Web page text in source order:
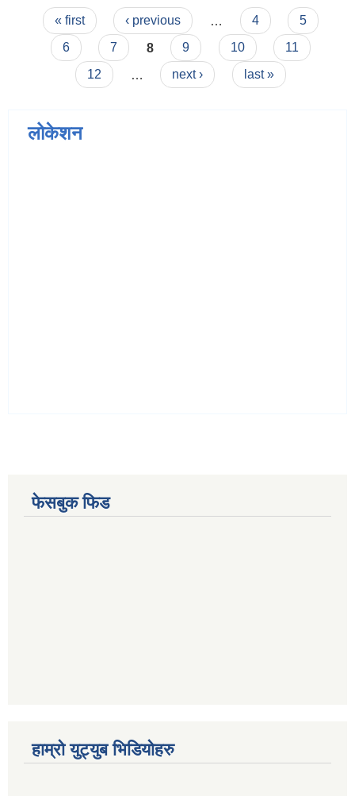
Pages
« first ‹ previous 4
5
6
7 8 9 10
11
12
next › last »
लोकेशन
फेसबुक फिड
हाम्रो युट्युब भिडियोहरु